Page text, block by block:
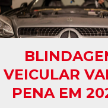
VEICULAR
PENA EM